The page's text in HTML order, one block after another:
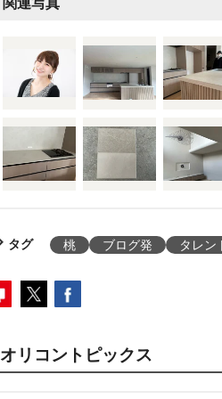
タグ 桃 ブログ発 タレン
オリコントピックス